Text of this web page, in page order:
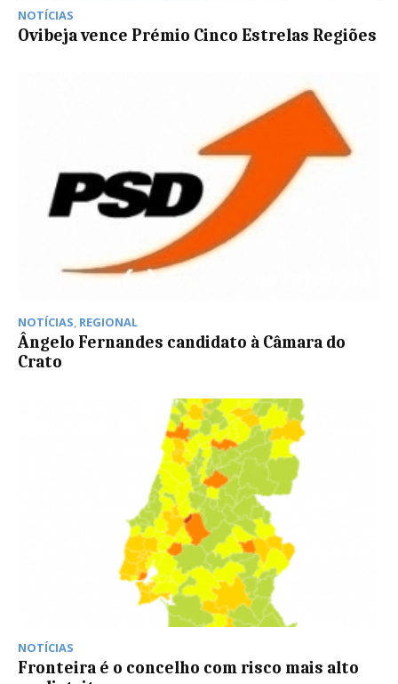
NOTÍCIAS
Ovibeja vence Prémio Cinco Estrelas Regiões
NOTÍCIAS REGIONAL
Ângelo Fernandes candidato à Câmara do
Crato
NOTÍCIAS
Fronteira é o concelho com risco mais alto